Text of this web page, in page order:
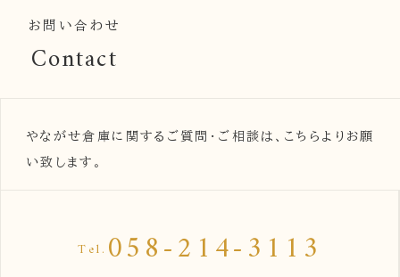
お問い合わせ
Contact
やながせ倉庫に関するご質問・ご相談は、こちらよりお願
い致します。
Tel. 058-214-3113